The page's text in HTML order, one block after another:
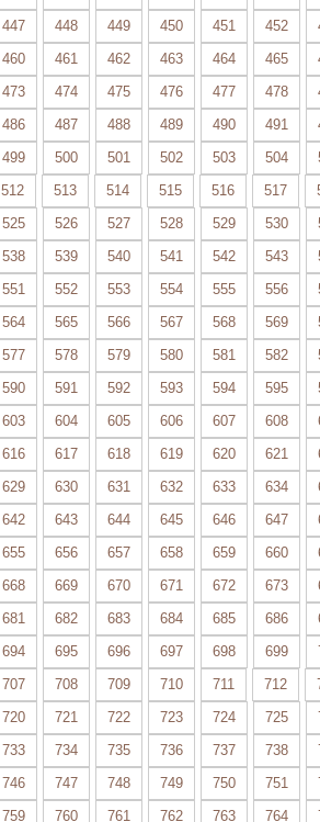
447 448 449 450 451 452
460 461 462 463 464 465
473 474 475 476 477 478
486 487 488 489 490 491
499 500 501 502 503 504
512 513 514 515 516 517
525 526 527 528 529 530
538 539 540 541 542 543
551 552 553 554 555 556
564 565 566 567 568 569
577 578 579 580 581 582
590 591 592 593 594 595
603 604 605 606 607 608
616 617 618 619 620 621
629 630 631 632 633 634
642 643 644 645 646 647
655 656 657 658 659 660
668 669 670 671 672 673
681 682 683 684 685 686
694 695 696 697 698 699
707 708 709 710 711 712
720 721 722 723 724 725
733 734 735 736 737 738
746 747 748 749 750 751
759 760 761 762 763 764